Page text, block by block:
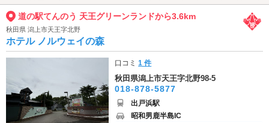
からもアクセスが便利です。
道の駅てんのう 天王グリーンランドから3.6km
秋田県 潟上市天王字北野
ホテル ノルウェイの森
口コミ1 件
秋田県潟上市天王字北野98-5
018-878-5877
出戸浜駅
昭和男鹿半島IC